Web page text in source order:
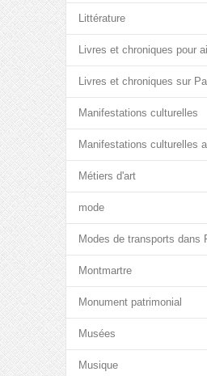
Littérature
Livres et chroniques pour
Livres et chroniques sur
Manifestations culturelles
Manifestations culturelles
Métiers d'art
mode
Modes de transports dans
Montmartre
Monument patrimonial
Musées
Musique